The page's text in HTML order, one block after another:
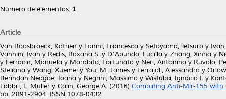
Número de elementos: 1.
Article
Van Roosbroeck, Katrien y Fanini, Francesca y Setoyama, Tetsuro y
Vannini, Ivan y Redis, Roxana S. y D'Abundo, Lucilla y Zhang, Xinna y
y Ferracin, Manuela y Morabito, Fortunato y Neri, Antonino y Ruvolo,
Steliana y Wang, Xuemei y You, M. James y Ferrajoli, Alessandra y
Berindan Neagoe, Ioana y Negrini, Massimo y Wistuba, Ignacio I. y
Fabbri, L. Muller y Calin, George A. (2016) Combining Anti-Mir-155 with
pp. 2891-2904. ISSN 1078-0432